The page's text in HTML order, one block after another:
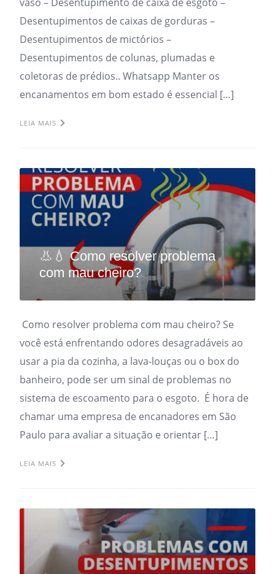
Desentupimentos de caixas de gorduras –
Desentupimentos de mictórios –
Desentupimentos de colunas, plumadas e
coletoras de prédios.. Whatsapp Manter os
encanamentos em bom estado é essencial […]
LEIA MAIS
👃💧 Como resolver problema
com mau cheiro?
Como resolver problema com mau cheiro? Se
você está enfrentando odores desagradáveis ao
usar a pia da cozinha, a lava-louças ou o box do
banheiro, pode ser um sinal de problemas no
sistema de escoamento para o esgoto. É hora de
chamar uma empresa de encanadores em São
Paulo para avaliar a situação e orientar […]
LEIA MAIS